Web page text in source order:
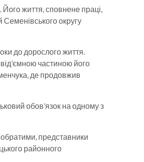
життя, сповнене праці,
Семенівського округу
до дорослого життя.
частиною його
де продовжив
обов’язок на одному з
представники
районного